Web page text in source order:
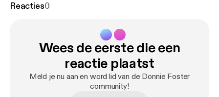
Reacties0
Wees de eerste die een
reactie plaatst
Meld je nu aan en word lid van de Donnie Foster
community!